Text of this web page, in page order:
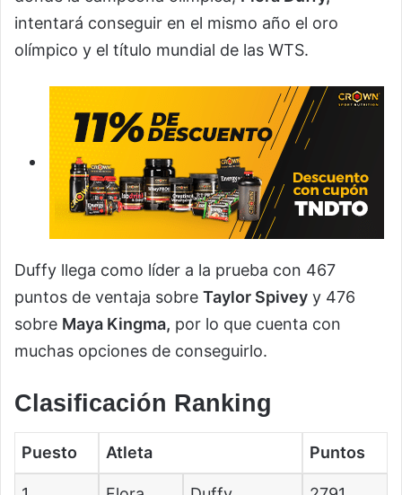
intentará conseguir en el mismo año el oro
olímpico y el título mundial de las WTS.
Duffy llega como líder a la prueba con 467
puntos de ventaja sobre Taylor Spivey y 476
sobre Maya Kingma, por lo que cuenta con
muchas opciones de conseguirlo.
Clasificación Ranking
Puesto Atleta Puntos